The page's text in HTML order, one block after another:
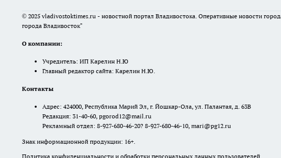
© 2025 vladivostoktimes.ru - новостной портал Владивостока. Оперативные новости
города Владивосток"
О компании:
Учредитель: ИП Карелин Н.Ю
Главный редактор сайта: Карелин Н.Ю.
Контакты
Адрес: 424000, Республика Марий Эл, г. Йошкар-Ола, ул. Палантая, д. 63В
Редакция: 31-40-60, pgorod12@mail.ru
Рекламный отдел: 8-927-680-46-20? 8-927-680-46-10, mari@pg12.ru
Знак информационной продукции: 16+.
Политика конфиденциальности и обработки персональных данных пользователей